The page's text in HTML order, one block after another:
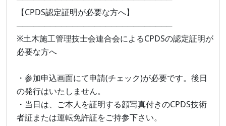
【CPDS認定証明が必要な方へ】
────────────────────────────
※土木施工管理技士会連合会によるCPDSの認定証明が
必要な方へ
・参加申込画面にて申請(チェック)が必要です。後日
の発行はいたしません。
・当日は、ご本人を証明する顔写真付きのCPDS技術
者証または運転免許証をご持参下さい。